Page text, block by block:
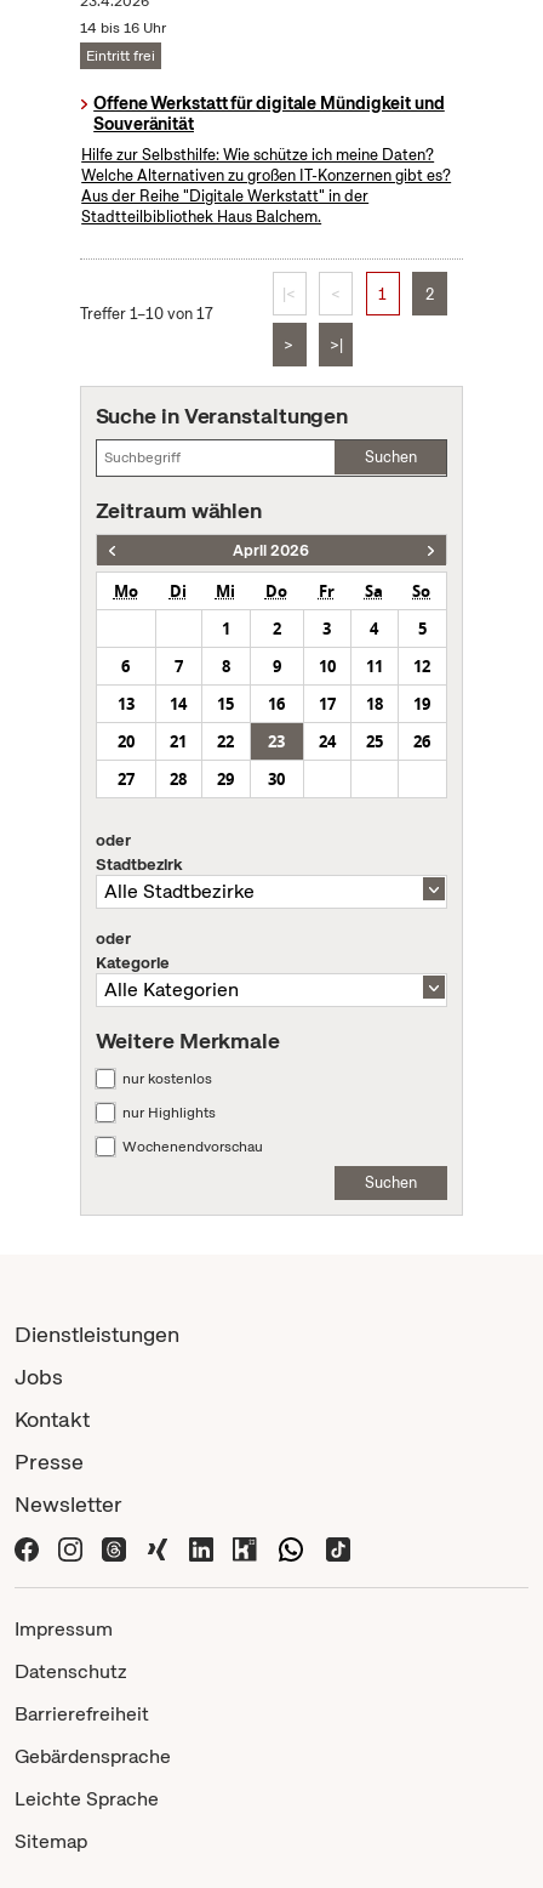
14 bis 16 Uhr
Eintritt frei
Offene Werkstatt für digitale Mündigkeit und
Souveränität
Hilfe zur Selbsthilfe: Wie schütze ich meine Daten?
Welche Alternativen zu großen IT-Konzernen gibt es?
Aus der Reihe "Digitale Werkstatt" in der
Stadtteilbibliothek Haus Balchem.
Treffer 1–10 von 17
|< < 1 2
> >|
Suche in Veranstaltungen
Suchen
Zeitraum wählen
April 2026
Mo Di Mi Do Fr Sa
So
1
2 3 4
5
6
7 8 9 10 11
12
13
14 15 16 17 18
19
20
21 22 23 24 25
26
27
28 29 30
oder
Stadtbezirk
oder
Kategorie
Weitere Merkmale
nur kostenlos
nur Highlights
Wochenendvorschau
Suchen
Dienstleistungen
Jobs
Kontakt
Presse
Newsletter
Impressum
Datenschutz
Barrierefreiheit
Gebärdensprache
Leichte Sprache
Sitemap